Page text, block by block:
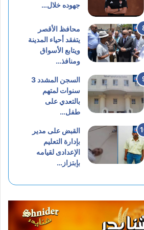
جهوده خلال…
محافظ الأقصر
يتفقد أحياء المدينة
ويتابع الأسواق
ومنافذ…
السجن المشدد 3
سنوات لمتهم
بالتعدي على
طفل…
القبض على مدير
بإدارة التعليم
الإعدادى لقيامه
بإبتزاز…